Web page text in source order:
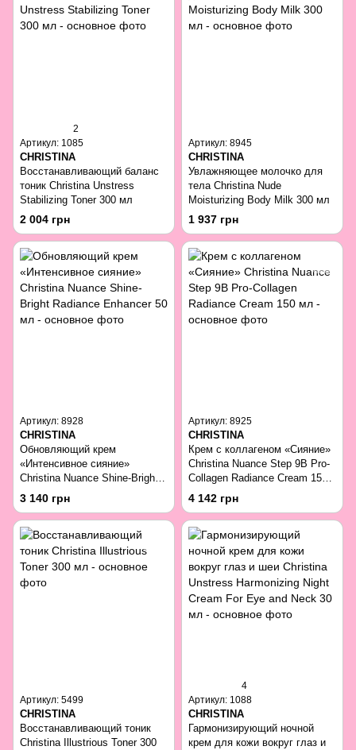
2
Артикул: 1085
CHRISTINA
Восстанавливающий баланс
тоник Christina Unstress
Stabilizing Toner 300 мл
2 004 грн
Артикул: 8945
CHRISTINA
Увлажняющее молочко для
тела Christina Nude
Moisturizing Body Milk 300 мл
1 937 грн
Артикул: 8928
CHRISTINA
Обновляющий крем
«Интенсивное сияние»
Christina Nuance Shine-Bright
Radiance Enhancer 50 мл
3 140 грн
Артикул: 8925
CHRISTINA
Крем с коллагеном «Cияние»
Christina Nuance Step 9B Pro-
Collagen Radiance Cream 150
мл
4 142 грн
Артикул: 5499
CHRISTINA
Восстанавливающий тоник
Christina Illustrious Toner 300
4
Артикул: 1088
CHRISTINA
Гармонизирующий ночной
крем для кожи вокруг глаз и